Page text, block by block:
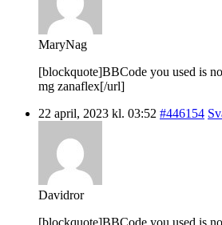
MaryNag
[blockquote]BBCode you used is
mg zanaflex[/url]
22 april, 2023 kl. 03:52 #446154
Davidror
[blockquote]BBCode you used is